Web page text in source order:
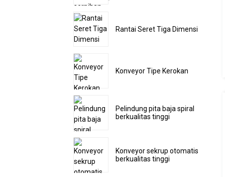
Rantai Seret Tiga Dimensi
Konveyor Tipe Kerokan
Pelindung pita baja spiral
berkualitas tinggi
Konveyor sekrup otomatis
berkualitas tinggi